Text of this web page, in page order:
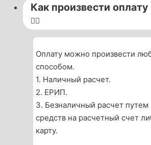
Как произвести оплату
Оплату можно произвести
способом.
1. Наличный расчет.
2. ЕРИП.
3. Безналичный расчет
средств на расчетный счет
карту.